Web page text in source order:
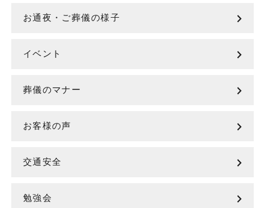
お通夜・ご葬儀の様子 chevron_right
イベント chevron_right
葬儀のマナー chevron_right
お客様の声 chevron_right
交通安全 chevron_right
勉強会 chevron_right